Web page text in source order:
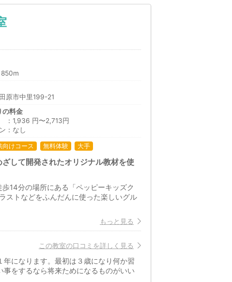
原市中里199-21
の料金
1,936 円〜2,713円
：なし
向けコース 無料体験 大手
して開発されたオリジナル教材を使
14分の場所にある「ペッピーキッズク
ストなどをふんだんに使った楽しいグル
もっと見る
この教室の口コミを詳しく見る
になります。最初は３歳になり何か習
をするなら将来ためになるものがいい